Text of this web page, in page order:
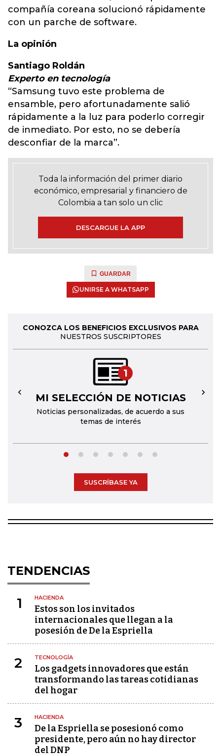
compañía coreana solucionó rápidamente
con un parche de software.
La opinión
Santiago Roldán
Experto en tecnología
“Samsung tuvo este problema de
ensamble, pero afortunadamente salió
rápidamente a la luz para poderlo corregir
de inmediato. Por esto, no se debería
desconfiar de la marca”.
Toda la información del primer diario
económico, empresarial y financiero de
Colombia a tan solo un clic
DESCARGUE LA APP
GUARDAR
UNIRSE A WHATSAPP
CONOZCA LOS BENEFICIOS EXCLUSIVOS PARA
NUESTROS SUSCRIPTORES
1
MI SELECCIÓN DE NOTICIAS
Noticias personalizadas, de acuerdo a sus
temas de interés
← →
SUSCRÍBASE YA
TENDENCIAS
1 HACIENDA
Estos son los invitados
internacionales que llegan a la
posesión de De la Espriella
2 TECNOLOGÍA
Los gadgets innovadores que están
transformando las tareas cotidianas
del hogar
3 HACIENDA
De la Espriella se posesionó como
presidente, pero aún no hay director
del DNP